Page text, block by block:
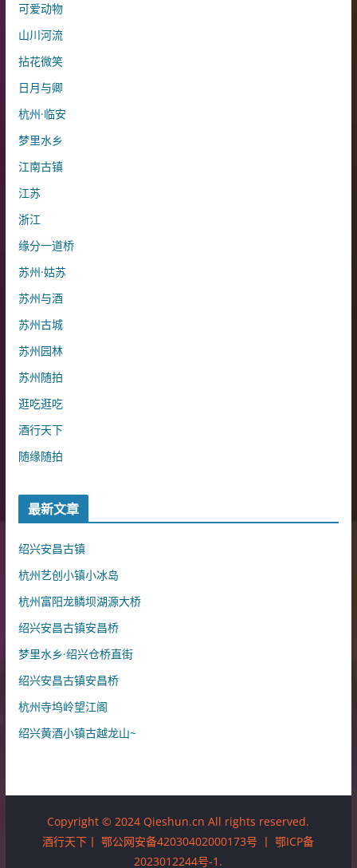
可爱动物
山川河流
拈花微笑
日月与卿
杭州·临安
梦里水乡
江南古镇
江苏
浙江
缘分一道桥
苏州·姑苏
苏州与酒
苏州古城
苏州园林
苏州随拍
逛吃逛吃
酒行天下
随缘随拍
最新文章
绍兴安昌古镇
杭州艺创小镇小冰岛
杭州富阳龙鳞坝湖源大桥
绍兴安昌古镇安昌桥
梦里水乡·绍兴仓桥直街
绍兴安昌古镇安昌桥
杭州寺坞岭望江阁
绍兴黄酒小镇古越龙山~
Copyright © 2024 Qieshun.cn All rights reserved.
酒行天下丨鄂公网安备42030402000173号 丨鄂ICP备
2023012244号-1 .